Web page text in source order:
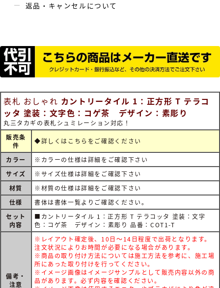
返品・キャンセルについて
表札 おしゃれ カントリータイル 1：正方形 T テラコ
ッタ 塗装：文字色：コゲ茶 デザイン：素彫り
丸三タカギの表札シュミレーション対応！
販売条
件
◆詳しくは こちらをご確認ください
カラー
※カラーの仕様は詳細をご確認下さい
サイズ
※サイズ仕様は詳細をご確認下さい
材質
※材質の仕様は詳細をご確認下さい
仕様
書体は書体一覧よりご確認ください。
セット
内容
■カントリータイル 1：正方形 T テラコッタ 塗装：文字
色：コゲ茶 デザイン：素彫り 品番：COT1-T
備考・
注意
※レイアウト確定後、10日～14日程度で出荷となります。
注文状況によりお時間が必要になる場合があります。
※商品の取り付け方法については施工方法を参考に、施工場
所にあった取り付けを行ってください。
※イメージ画像はイメージサンプルとして販売内容以外の商
品があります。必ず内容を確認ください。